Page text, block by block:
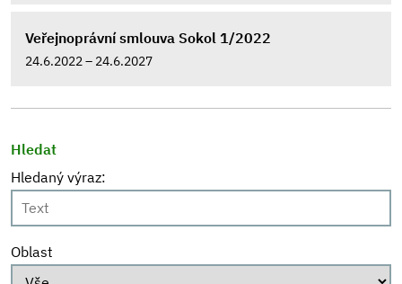
Veřejnoprávní smlouva Sokol 1/2022
24.6.2022 – 24.6.2027
Hledat
Hledaný výraz:
Oblast